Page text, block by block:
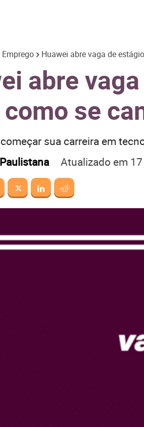
Huawei abre vaga de
abre
se
sua carreira em
Atualizado em